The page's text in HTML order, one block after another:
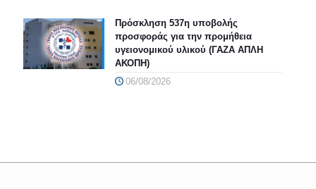
Πρόσκληση 537η υποβολής
προσφοράς για την προμήθεια
υγειονομικού υλικού (ΓΑΖΑ ΑΠΛΗ
ΑΚΟΠΗ)
06/08/2026